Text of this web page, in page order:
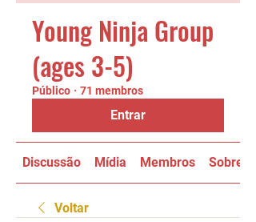
Young Ninja Group
(ages 3-5)
Público · 71 membros
Entrar
Discussão Mídia Membros Sobre
Voltar